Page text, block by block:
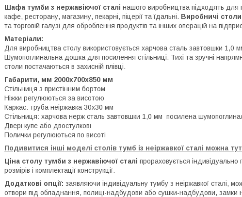
Шафа тумби з нержавіючої сталі нашого виробництва підходять
кафе, ресторану, магазину, пекарні, піцерії та їдальні. Виробничі
та торговій галузі для оброблення продуктів та інших операцій на
Матеріали:
Для виробництва столу використовується харчова сталь завтовшки 1,0
Шумопоглинальна дошка для посилення стільниці. Тихі та зручні
столи постачаються в захисній плівці.
Габарити, мм 2000х700х850 мм
Стільниця з пристінним бортом
Ніжки регулюються за висотою
Каркас: труба неіржавка 30х30 мм
Стільниця: харчова нерж сталь завтовшки 1,0 мм посилена
Двері купе або двостулкові
Полички регулюються по висоті
Подивитися інші моделі столів тумб із неіржавкої сталі можна
Ціна столу тумби з нержавіючої сталі прораховується
розмірів і комплектації конструкції.
Додаткові опції: заявляючи індивідуальну тумбу з неіржавкої сталі,
отвори під обладнання, полиці-надбудови або сушки-надбудови, замки